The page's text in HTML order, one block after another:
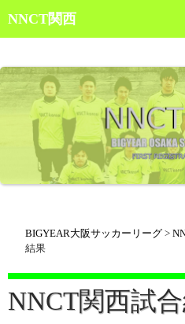
NNCT関西
索
テ
ン
BIGYEAR大阪サッカーリーグ >
結果
NNCT関西試